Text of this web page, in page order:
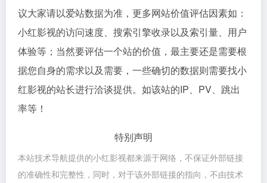
议大家请以爱站数据为准，更多网站价值评估因素如：
小红影视的访问速度、搜索引擎收录以及索引量、用户
体验等；当然要评估一个站的价值，最主要还是需要根
据您自身的需求以及需要，一些确切的数据则需要找小
红影视的站长进行洽谈提供。如该站的IP、PV、跳出
率等！
特别声明
本站技术导航提供的小红影视都来源于网络，不保证外部链接
的准确性和完整性，同时，对于该外部链接的指向，不由技术